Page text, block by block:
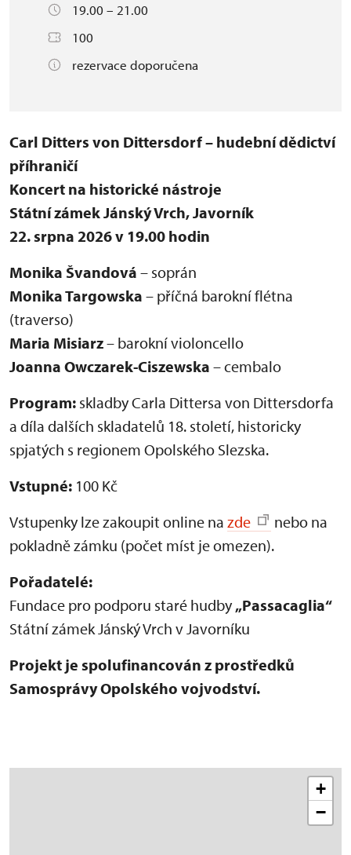
19.00 – 21.00
100
rezervace doporučena
Carl Ditters von Dittersdorf – hudební dědictví
příhraničí
Koncert na historické nástroje
Státní zámek Jánský Vrch, Javorník
22. srpna 2026 v 19.00 hodin
Monika Švandová – soprán
Monika Targowska – příčná barokní flétna
(traverso)
Maria Misiarz– barokní violoncello
Joanna Owczarek-Ciszewska – cembalo
Program: skladby Carla Dittersa von Dittersdorfa
a díla dalších skladatelů 18. století, historicky
spjatých s regionem Opolského Slezska.
Vstupné: 100 Kč
Vstupenky lze zakoupit online na zde
nebo na
pokladně zámku (počet míst je omezen).
Pořadatelé:
Fundace pro podporu staré hudby „Passacaglia“
Státní zámek Jánský Vrch v Javorníku
Projekt je spolufinancován z prostředků
Samosprávy Opolského vojvodství.
+
−